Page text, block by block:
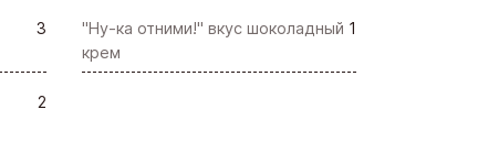
3
"Ну-ка отними!" вкус шоколадный
крем
1
2